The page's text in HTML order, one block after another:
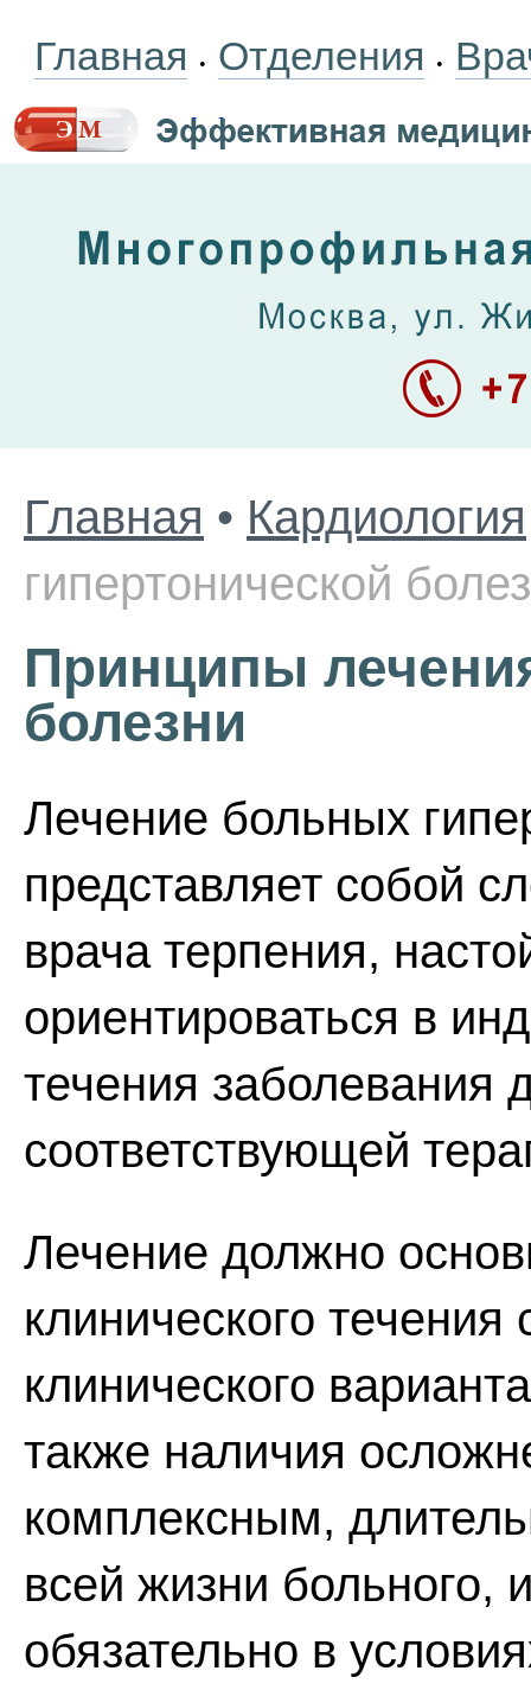
Главная • Отделения •
Главная • Кардиология
гипертонической
Принципы
болезни
Лечение больных
представляет собой
врача терпения,
ориентироваться в
течения заболевания
соответствующей
Лечение должно
клинического
клинического
также наличия
комплексным,
всей жизни больного,
обязательно в